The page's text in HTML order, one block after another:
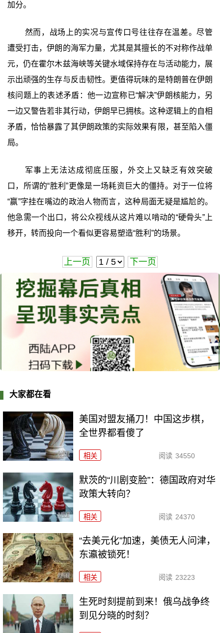
加分。
然而，战场上的实况与宣传口号往往存在温差。尽管
遭受打击，伊朗的海军力量，尤其是其擅长的不对称作战单
元，仍在霍尔木兹海峡等关键水域保持存在与活动能力，展
示出顽强的生存与反击韧性。更值得玩味的是特朗普在伊朗
核问题上的表述矛盾：他一边宣称已“解决”伊朗核能力，另
一边又警告若非其行动，伊朗早已拥核。这种逻辑上的自相
矛盾，恰恰暴露了其伊朗政策的实际效果有限，甚至陷入僵
局。
军事上无法达成彻底压服，外交上又缺乏有效突破
口，所谓的“胜利”更像是一场耗资巨大的僵持。对于一位将
“赢”字挂在嘴边的政治人物而言，这种局面无疑是尴尬的。
他急需一个出口，将公众视线从这片难以啃动的“硬骨头”上
移开，转而投向一个看似更容易塑造“胜利”的场景。
上一页 下一页
大家都在看
美国对盟友捅刀！中国这步棋，
全世界都看傻了
相关 阅读 34550
默茨的“川剧变脸”：德国政府对华
政策大转向？
相关 阅读 24370
“去美元化”加速，美债无人问津，
东瀛被锁死！
相关 阅读 23223
生死时刻提前到来！俄乌战争终
到见分晓的时刻？